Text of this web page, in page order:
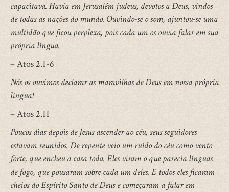
capacitava. Havia em Jerusalém judeus, devotos a Deus, vindos
de todas as nações do mundo. Ouvindo-se o som, ajuntou-se uma
multidão que ficou perplexa, pois cada um os ouvia falar em sua
própria língua.
– Atos 2.1-6
Nós os ouvimos declarar as maravilhas de Deus em nossa própria
língua!
– Atos 2.11
Poucos dias depois de Jesus ascender ao céu, seus seguidores
estavam reunidos. De repente veio um ruído do céu como vento
forte, que encheu a casa toda. Eles viram o que parecia línguas
de fogo, que pousaram sobre cada um deles. E todos eles ficaram
cheios do Espírito Santo de Deus e começaram a falar em